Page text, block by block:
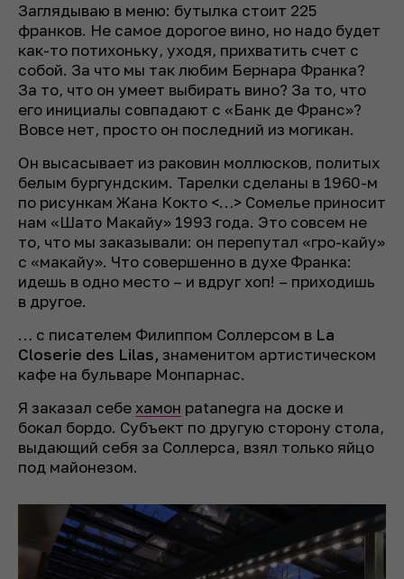
Заглядываю в меню: бутылка стоит 225
франков. Не самое дорогое вино, но надо будет
как-то потихоньку, уходя, прихватить счет с
собой. За что мы так любим Бернара Франка?
За то, что он умеет выбирать вино? За то, что
его инициалы совпадают с «Банк де Франс»?
Вовсе нет, просто он последний из могикан.
Он высасывает из раковин моллюсков, политых
белым бургундским. Тарелки сделаны в 1960-м
по рисункам Жана Кокто <…> Сомелье приносит
нам «Шато Макайу» 1993 года. Это совсем не
то, что мы заказывали: он перепутал «гро-кайу»
с «макайу». Что совершенно в духе Франка:
идешь в одно место – и вдруг хоп! – приходишь
в другое.
… с писателем Филиппом Соллерсом в La
Closerie des Lilas, знаменитом артистическом
кафе на бульваре Монпарнас.
Я заказал себе хамон patanegra на доске и
бокал бордо. Субъект по другую сторону стола,
выдающий себя за Соллерса, взял только яйцо
под майонезом.